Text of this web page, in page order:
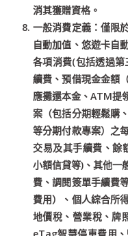
消其獲贈資格。
一般消費定義：僅限
自動加值、悠遊卡自
各項消費(包括透過
續費、預借現金金額
應攤還本金、ATM提
案（包括分期輕鬆購
等分期付款專案）之
交易及其手續費、餘
小額信貸等)、其他一
費、調閱簽單手續費
費用）、個人綜合所
地價稅、營業稅、牌